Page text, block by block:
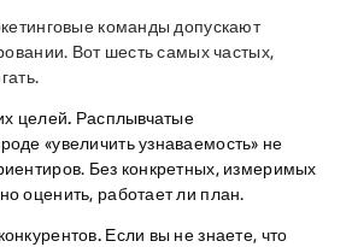
команды допускают
Вот шесть самых частых,
целей. Расплывчатые
«увеличить узнаваемость» не
Без конкретных, измеримых
оценить, работает ли план.
Если вы не знаете, что